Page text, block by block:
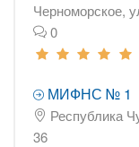
Черноморское,
0
МИФНС № 1
Республика
36